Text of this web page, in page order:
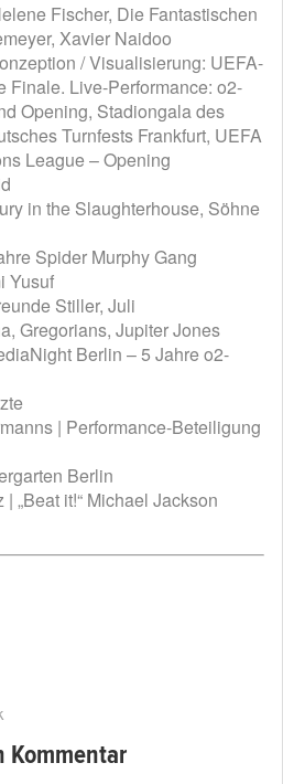
Fischer, Die Fantastischen
Xavier Naidoo
/ Visualisierung: UEFA-
Finale. Live-Performance: o2-
Opening, Stadiongala des
Turnfests Frankfurt, UEFA
League – Opening
in the Slaughterhouse, Söhne
Spider Murphy Gang
Yusuf
Stiller, Juli
Gregorians, Jupiter Jones
Berlin – 5 Jahre o2-
| Performance-Beteiligung
Berlin
„Beat it!“ Michael Jackson
Kommentar